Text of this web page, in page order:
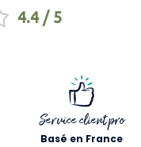
Service client pro
Basé en France
4.4 / 5